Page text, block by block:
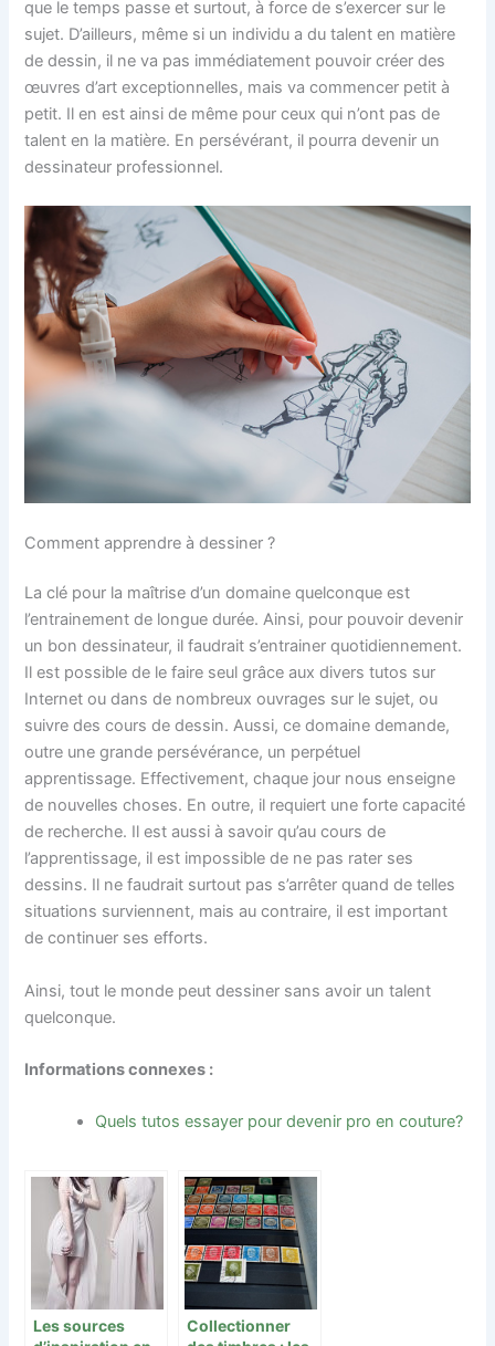
que le temps passe et surtout, à force de s’exercer sur le
sujet. D’ailleurs, même si un individu a du talent en matière
de dessin, il ne va pas immédiatement pouvoir créer des
œuvres d’art exceptionnelles, mais va commencer petit à
petit. Il en est ainsi de même pour ceux qui n’ont pas de
talent en la matière. En persévérant, il pourra devenir un
dessinateur professionnel.
Comment apprendre à dessiner ?
La clé pour la maîtrise d’un domaine quelconque est
l’entrainement de longue durée. Ainsi, pour pouvoir devenir
un bon dessinateur, il faudrait s’entrainer quotidiennement.
Il est possible de le faire seul grâce aux divers tutos sur
Internet ou dans de nombreux ouvrages sur le sujet, ou
suivre des cours de dessin. Aussi, ce domaine demande,
outre une grande persévérance, un perpétuel
apprentissage. Effectivement, chaque jour nous enseigne
de nouvelles choses. En outre, il requiert une forte capacité
de recherche. Il est aussi à savoir qu’au cours de
l’apprentissage, il est impossible de ne pas rater ses
dessins. Il ne faudrait surtout pas s’arrêter quand de telles
situations surviennent, mais au contraire, il est important
de continuer ses efforts.
Ainsi, tout le monde peut dessiner sans avoir un talent
quelconque.
Informations connexes :
Quels tutos essayer pour devenir pro en couture?
Les sources
Collectionner